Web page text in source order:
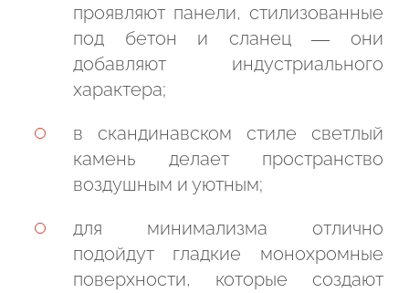
проявляют панели, стилизованные
под бетон и сланец — они
добавляют индустриального
характера;
в скандинавском стиле светлый
камень делает пространство
воздушным и уютным;
для минимализма отлично
подойдут гладкие монохромные
поверхности, которые создают